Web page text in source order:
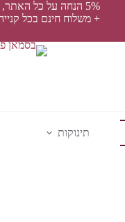
5% הנחה על כל האתר,
+ משלוח חינם בכל קנייה מעל
תינוקות